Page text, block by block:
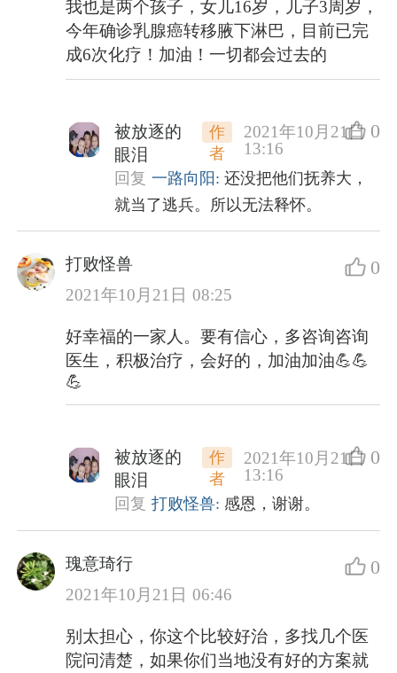
我也是两个孩子，女儿16岁，儿子3周岁，
今年确诊乳腺癌转移腋下淋巴，目前已完
成6次化疗！加油！一切都会过去的
被放逐的
眼泪
作
者
2021年10月21日
13:16
0
回复 一路向阳: 还没把他们抚养大，
就当了逃兵。所以无法释怀。
打败怪兽
2021年10月21日 08:25
0
好幸福的一家人。要有信心，多咨询咨询
医生，积极治疗，会好的，加油加油💪💪
💪
被放逐的
眼泪
作
者
2021年10月21日
13:16
0
回复 打败怪兽: 感恩，谢谢。
瑰意琦行
2021年10月21日 06:46
0
别太担心，你这个比较好治，多找几个医
院问清楚，如果你们当地没有好的方案就